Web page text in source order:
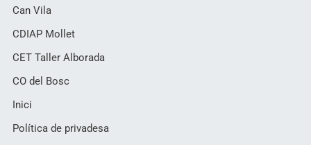
Can Vila
CDIAP Mollet
CET Taller Alborada
CO del Bosc
Inici
Política de privadesa